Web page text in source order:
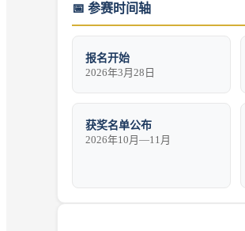
📅 参赛时间轴
报名开始
2026年3月28日
获奖名单公布
2026年10月—11月